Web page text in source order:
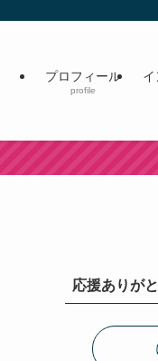
プロフィール
profile
応援ありが